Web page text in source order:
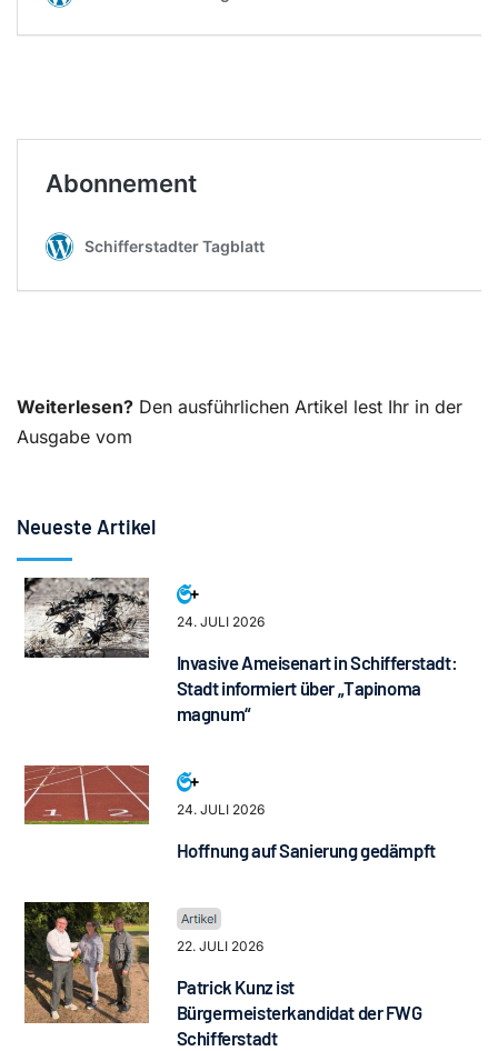
Weiterlesen? Den ausführlichen Artikel lest Ihr in der
Ausgabe vom
Neueste Artikel
24. JULI 2026
Invasive Ameisenart in Schifferstadt:
Stadt informiert über „Tapinoma
magnum“
24. JULI 2026
Hoffnung auf Sanierung gedämpft
22. JULI 2026
Patrick Kunz ist
Bürgermeisterkandidat der FWG
Schifferstadt